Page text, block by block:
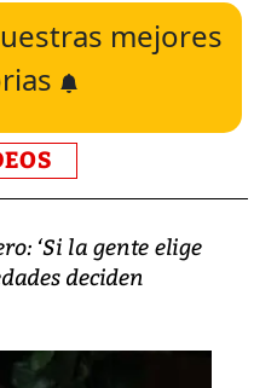
mejores
‘Si la gente elige
deciden